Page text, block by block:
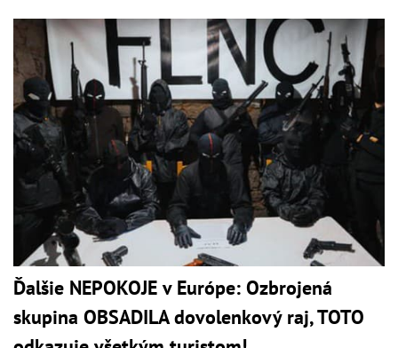
Ďalšie NEPOKOJE v Európe: Ozbrojená
skupina OBSADILA dovolenkový raj, TOTO